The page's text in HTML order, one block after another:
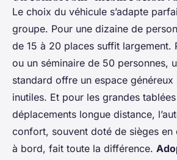
Le choix du véhicule s’adapte
groupe. Pour une dizaine de
de 15 à 20 places suffit largement.
ou un séminaire de 50 personnes,
standard offre un espace généreux
inutiles. Et pour les grandes
déplacements longue distance,
confort, souvent doté de sièges en
à bord, fait toute la différence.